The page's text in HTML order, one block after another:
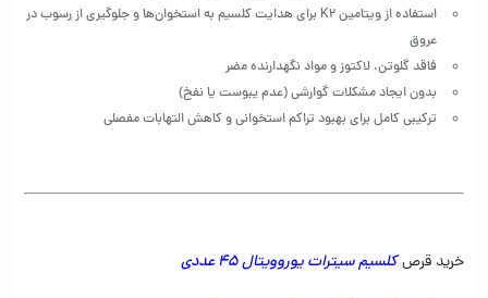
استفاده از ویتامین K2 برای هدایت کلسیم به استخوان‌ها و جلوگیری از رسوب در
عروق
فاقد گلوتن، لاکتوز و مواد نگهدارنده مضر
بدون ایجاد مشکلات گوارشی (عدم یبوست یا نفخ)
ترکیبی کامل برای بهبود تراکم استخوانی و کاهش التهابات مفصلی
خرید قرصکلسیم سیترات یوروویتال 45 عددی